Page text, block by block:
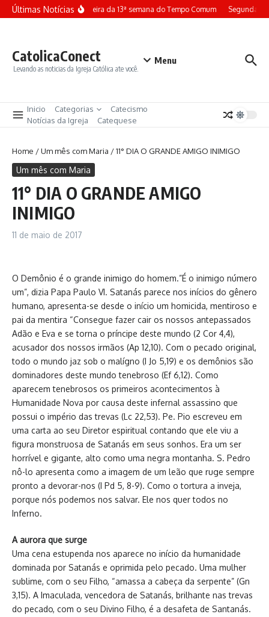
Ir para o conteúdo
Últimas NotíciasTerça-feira da 13ª semana do Tempo Comum Segunda-
CatolicaConect
Levando as noticias da Igreja Católica ate você.
Menu
Inicio Categorias
Catecismo
Notícias da Igreja
Catequese
Home /Um mês com Maria /11° DIA O GRANDE AMIGO INIMIGO
Um mês com Maria
11° DIA O GRANDE AMIGO
INIMIGO
11 de maio de 2017
O Demônio é o grande inimigo do homem.”É o inimigo número
um”, dizia Papa Paulo VI. Satanás parece nos inícios do gênero
humano, apresenta-se desde o início um homicida, mentiroso e
pai da mentira “Consegue fazer cair os nossos antepassados
Adão e Eva e se torna o príncipe deste mundo (2 Cor 4,4),
acusador dos nossos irmãos (Ap 12,10). Com o pecado original,
todo o mundo jaz sob o malígno (I Jo 5,19) e os demônios são
dominadores deste mundo tenebroso (Ef 6,12). Como
aparecem tenebrosos os primeiros acontecimentos à
Humanidade Nova por causa deste infernal assassino que
possui o império das trevas (Lc 22,53). Pe. Pio escreveu em
uma carta ao seu Diretor espiritual contando que ele viu a
figura monstruosa de Satanás em seus sonhos. Era um ser
horrível e gigante, alto como uma negra montanha. S. Pedro
nô-lo apresenta como a imagem de um leão que ruge sempre
pronto a devorar-nos (I Pd 5, 8-9). Como o tortura a inveja,
porque nós podemos nos salvar. Ele nos quer todos no
Inferno.
A aurora que surge
Uma cena estupenda nos aparece no início da humanidade
dominada por Satanás e oprimida pelo pecado. Uma mulher
sublime, com o seu Filho, “amassa a cabeça da serpente” (Gn
3,15). A Imaculada, vencedora de Satanás, brilhante nas trevas
do pecado, com o seu Divino Filho, é a desafeta de Santanás.